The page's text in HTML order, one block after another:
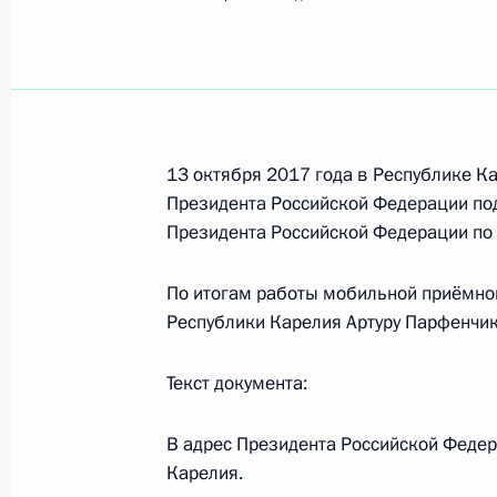
О ходе исполнения поручения,
Российской Федерации по
электронной демократии Андреем
Федерации по приёму граждан в
О ходе исполнения поручения,
Президента Российской
Владимиром Толстым в Приёмной
13 октября 2017 года в Республике
Президента Российской Федерации
Президента Российской Федерации
По итогам работы мобильной
Республики Карелия Артуру
Текст документа:
В адрес Президента Российской
Карелия.